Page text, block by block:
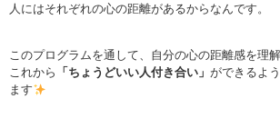
人にはそれぞれの心の距離があるからなんです。
このプログラムを通して、自分の心の距離感を理
これから 「ちょうどいい人付き合い」 ができるよ
ます